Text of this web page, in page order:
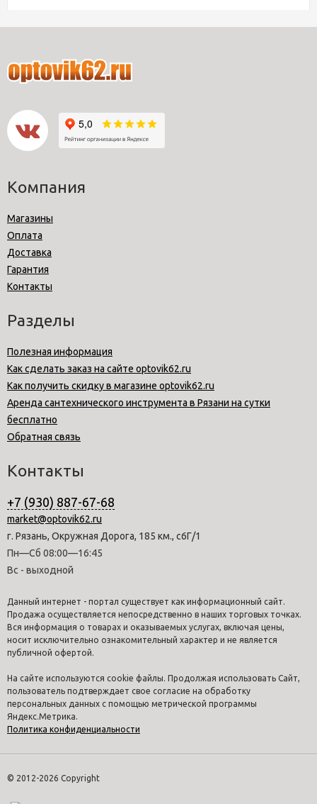
Компания
Магазины
Оплата
Доставка
Гарантия
Контакты
Разделы
Полезная информация
Как сделать заказ на сайте optovik62.ru
Как получить скидку в магазине optovik62.ru
Аренда сантехнического инструмента в Рязани на сутки
бесплатно
Обратная связь
Контакты
+7 (930) 887-67-68
market@optovik62.ru
г. Рязань, Окружная Дорога, 185 км., с6Г/1
Пн—Сб 08:00—16:45
Вс - выходной
Данный интернет - портал существует как информационный сайт.
Продажа осуществляется непосредственно в наших торговых точках.
Вся информация о товарах и оказываемых услугах, включая цены,
носит исключительно ознакомительный характер и не является
публичной офертой.
На сайте используются cookie файлы. Продолжая использовать Сайт,
пользователь подтверждает свое согласие на обработку
персональных данных с помощью метрической программы
Яндекс.Метрика.
Политика конфиденциальности
© 2012-2026 Copyright